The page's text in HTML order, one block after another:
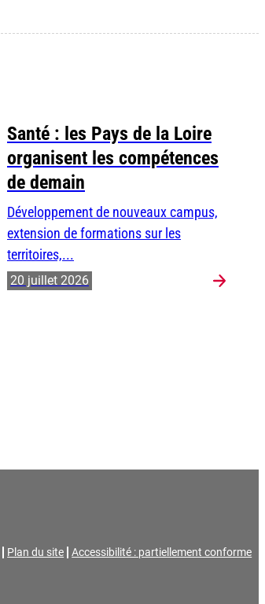
Santé : les Pays de la Loire
organisent les compétences
de demain
Développement de nouveaux campus,
extension de formations sur les
territoires,...
20 juillet 2026
Plan du site Accessibilité : partiellement conforme